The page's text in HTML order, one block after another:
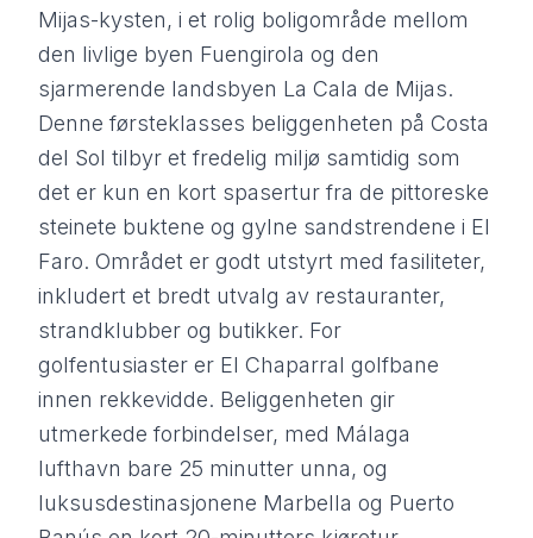
Mijas-kysten, i et rolig boligområde mellom
den livlige byen Fuengirola og den
sjarmerende landsbyen La Cala de Mijas.
Denne førsteklasses beliggenheten på Costa
del Sol tilbyr et fredelig miljø samtidig som
det er kun en kort spasertur fra de pittoreske
steinete buktene og gylne sandstrendene i El
Faro. Området er godt utstyrt med fasiliteter,
inkludert et bredt utvalg av restauranter,
strandklubber og butikker. For
golfentusiaster er El Chaparral golfbane
innen rekkevidde. Beliggenheten gir
utmerkede forbindelser, med Málaga
lufthavn bare 25 minutter unna, og
luksusdestinasjonene Marbella og Puerto